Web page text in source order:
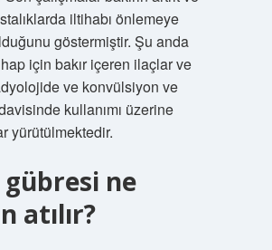
iltihabı önlemeye
göstermiştir. Şu anda
için bakır içeren ilaçlar ve
ve konvülsiyon ve
kullanımı üzerine
yürütülmektedir.
gübresi ne
atılır?